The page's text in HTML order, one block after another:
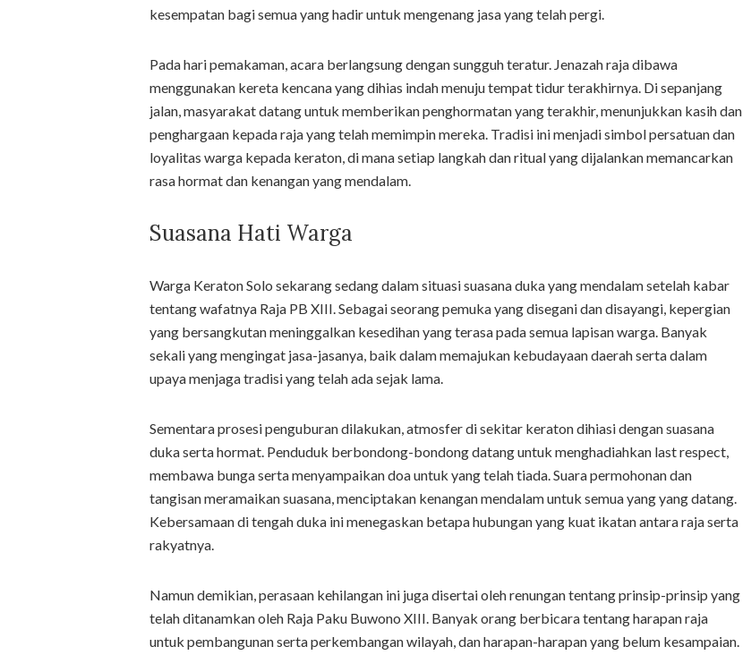
kesempatan bagi semua yang hadir untuk mengenang jasa yang telah pergi.
Pada hari pemakaman, acara berlangsung dengan sungguh teratur. Jenazah raja dibawa
menggunakan kereta kencana yang dihias indah menuju tempat tidur terakhirnya. Di sepanjang
jalan, masyarakat datang untuk memberikan penghormatan yang terakhir, menunjukkan kasih dan
penghargaan kepada raja yang telah memimpin mereka. Tradisi ini menjadi simbol persatuan dan
loyalitas warga kepada keraton, di mana setiap langkah dan ritual yang dijalankan memancarkan
rasa hormat dan kenangan yang mendalam.
Suasana Hati Warga
Warga Keraton Solo sekarang sedang dalam situasi suasana duka yang mendalam setelah kabar
tentang wafatnya Raja PB XIII. Sebagai seorang pemuka yang disegani dan disayangi, kepergian
yang bersangkutan meninggalkan kesedihan yang terasa pada semua lapisan warga. Banyak
sekali yang mengingat jasa-jasanya, baik dalam memajukan kebudayaan daerah serta dalam
upaya menjaga tradisi yang telah ada sejak lama.
Sementara prosesi penguburan dilakukan, atmosfer di sekitar keraton dihiasi dengan suasana
duka serta hormat. Penduduk berbondong-bondong datang untuk menghadiahkan last respect,
membawa bunga serta menyampaikan doa untuk yang telah tiada. Suara permohonan dan
tangisan meramaikan suasana, menciptakan kenangan mendalam untuk semua yang yang datang.
Kebersamaan di tengah duka ini menegaskan betapa hubungan yang kuat ikatan antara raja serta
rakyatnya.
Namun demikian, perasaan kehilangan ini juga disertai oleh renungan tentang prinsip-prinsip yang
telah ditanamkan oleh Raja Paku Buwono XIII. Banyak orang berbicara tentang harapan raja
untuk pembangunan serta perkembangan wilayah, dan harapan-harapan yang belum kesampaian.